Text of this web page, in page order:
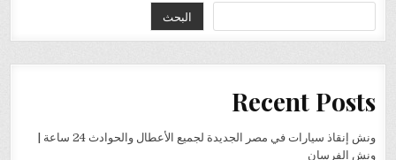
البحث
Recent Posts
ونش إنقاذ سيارات في مصر الجديدة لجميع الأعطال والحوادث 24 ساعة |
ونش الفرسان